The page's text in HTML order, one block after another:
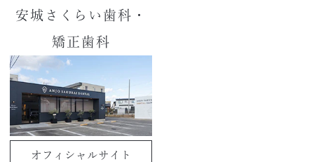
安城さくらい歯科・
矯正歯科
オフィシャルサイト